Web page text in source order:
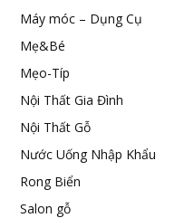
Máy móc – Dụng Cụ
Mẹ&Bé
Mẹo-Típ
Nội Thất Gia Đình
Nội Thất Gỗ
Nước Uống Nhập Khẩu
Rong Biển
Salon gỗ